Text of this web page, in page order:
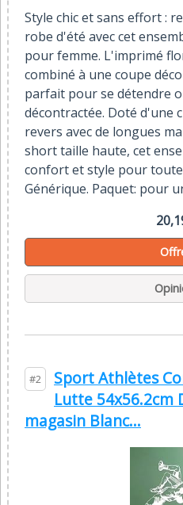
Style chic et sans effort :
robe d'été avec cet
pour femme. L'imprimé
combiné à une coupe
parfait pour se détendre
décontractée. Doté d'une
revers avec de longues
short taille haute, cet
confort et style pour
Générique. Paquet: pour
#2
Sport Athlètes
Lutte 54x56.2cm
magasin Blanc...